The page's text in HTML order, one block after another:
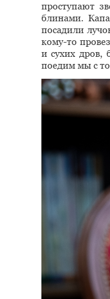
проступают
блинами.
посадили
кому-то
и сухих дров,
поедим мы с